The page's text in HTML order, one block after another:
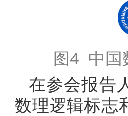
图4 中国
在参会报告
数理逻辑标志